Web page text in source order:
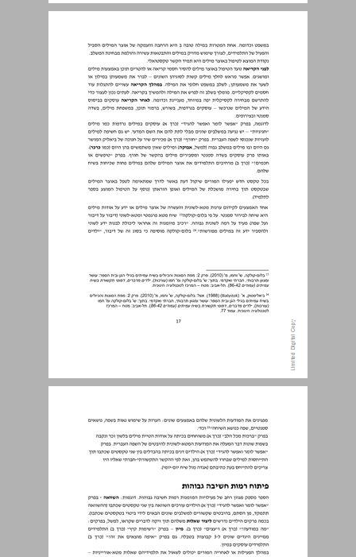
פיתוח רמות חשיבה גבוהות ... 18
טיפוח אוריינות דיגיטלית ... 19